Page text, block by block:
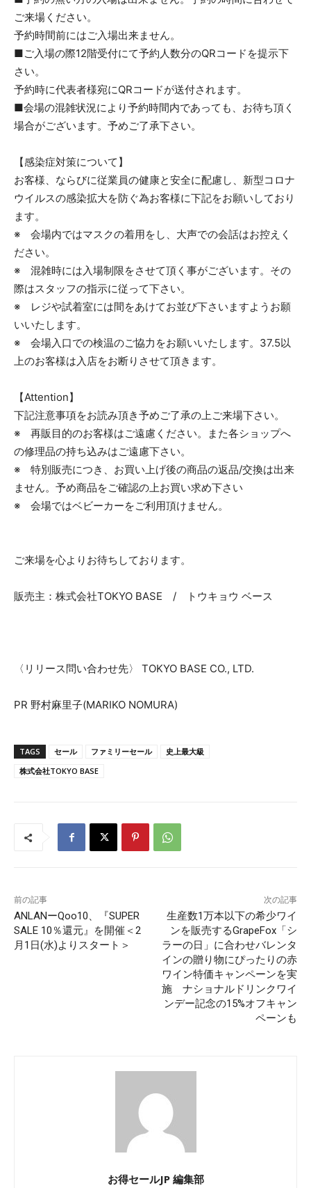
ご来場ください。
予約時間前にはご入場出来ません。
■ご入場の際12階受付にて予約人数分のQRコードを提示下
さい。
予約時に代表者様宛にQRコードが送付されます。
■会場の混雑状況により予約時間内であっても、お待ち頂く
場合がございます。予めご了承下さい。
【感染症対策について】
お客様、ならびに従業員の健康と安全に配慮し、新型コロナ
ウイルスの感染拡大を防ぐ為お客様に下記をお願いしており
ます。
※ 会場内ではマスクの着用をし、大声での会話はお控えく
ださい。
※ 混雑時には入場制限をさせて頂く事がございます。その
際はスタッフの指示に従って下さい。
※ レジや試着室には間をあけてお並び下さいますようお願
いいたします。
※ 会場入口での検温のご協力をお願いいたします。37.5以
上のお客様は入店をお断りさせて頂きます。
【Attention】
下記注意事項をお読み頂き予めご了承の上ご来場下さい。
※ 再販目的のお客様はご遠慮ください。また各ショップへ
の修理品の持ち込みはご遠慮下さい。
※ 特別販売につき、お買い上げ後の商品の返品/交換は出来
ません。予め商品をご確認の上お買い求め下さい
※ 会場ではベビーカーをご利用頂けません。
ご来場を心よりお待ちしております。
販売主：株式会社TOKYO BASE / トウキョウ ベース
〈リリース問い合わせ先〉 TOKYO BASE CO., LTD.
PR 野村麻里子(MARIKO NOMURA)
TAGS セール ファミリーセール
史上最大級
株式会社TOKYO BASE
前の記事
ANLANーQoo10、『SUPER
SALE 10％還元』を開催＜2
月1日(水)よりスタート＞
次の記事
生産数1万本以下の希少ワイ
ンを販売するGrapeFox「シ
ラーの日」に合わせバレンタ
インの贈り物にぴったりの赤
ワイン特価キャンペーンを実
施 ナショナルドリンクワイ
ンデー記念の15%オフキャン
ペーンも
お得セールJP 編集部